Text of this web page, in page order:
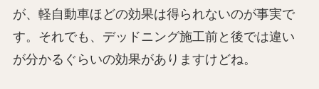
が、軽自動車ほどの効果は得られないのが事実で
す。それでも、デッドニング施工前と後では違い
が分かるぐらいの効果がありますけどね。